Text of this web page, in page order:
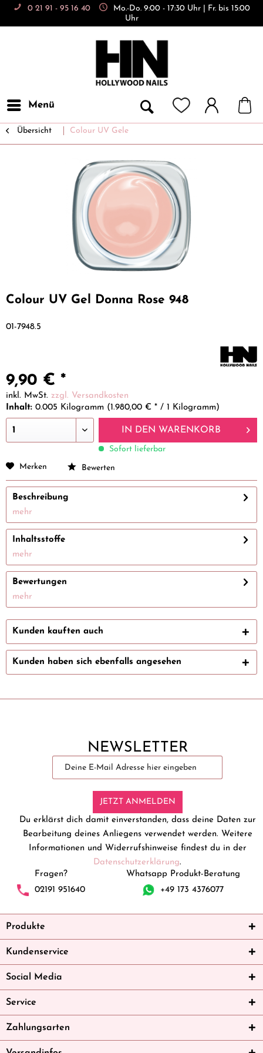
0 21 91 - 95 16 40
Mo.-Do. 9:00 - 17:30 Uhr | Fr. bis 15:00
Uhr
Menü
Übersicht Colour UV Gele
Colour UV Gel Donna Rose 948
01-7948.5
9,90 € *
inkl. MwSt. zzgl. Versandkosten
Inhalt: 0.005 Kilogramm (1.980,00 € * / 1 Kilogramm)
IN DEN WARENKORB
Sofort lieferbar
Merken
Bewerten
Beschreibung
mehr
Inhaltsstoffe
mehr
Bewertungen
mehr
Kunden kauften auch
Kunden haben sich ebenfalls angesehen
NEWSLETTER
JETZT ANMELDEN
Du erklärst dich damit einverstanden, dass deine Daten zur
Bearbeitung deines Anliegens verwendet werden. Weitere
Informationen und Widerrufshinweise findest du in der
Datenschutzerklärung.
Fragen?
02191 951640
Whatsapp Produkt-Beratung
+49 173 4376077
Produkte
Kundenservice
Social Media
Service
Zahlungsarten